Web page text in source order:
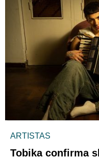
ARTISTAS
Tobika confirma